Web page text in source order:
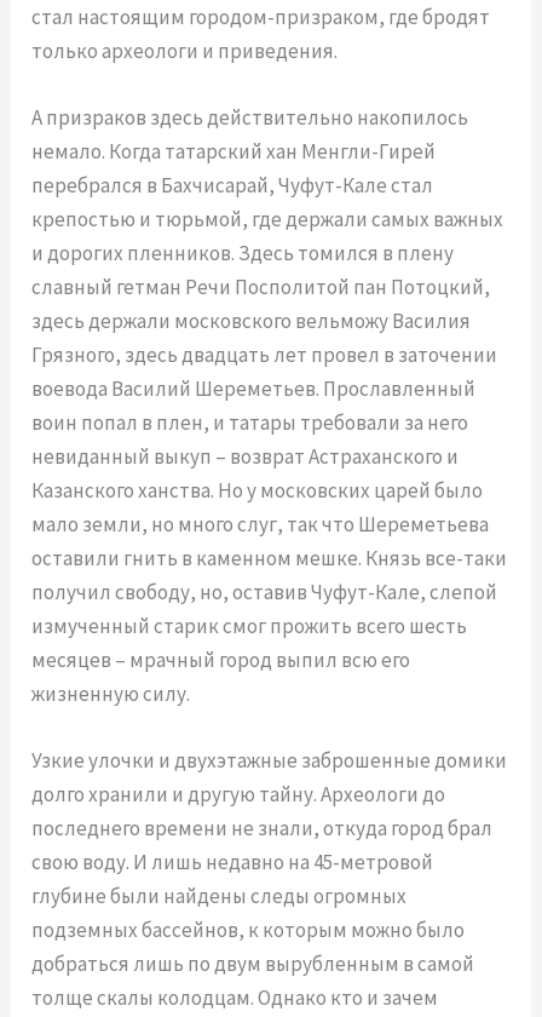
стал настоящим городом-призраком, где бродят
только археологи и приведения.
А призраков здесь действительно накопилось
немало. Когда татарский хан Менгли-Гирей
перебрался в Бахчисарай, Чуфут-Кале стал
крепостью и тюрьмой, где держали самых важных
и дорогих пленников. Здесь томился в плену
славный гетман Речи Посполитой пан Потоцкий,
здесь держали московского вельможу Василия
Грязного, здесь двадцать лет провел в заточении
воевода Василий Шереметьев. Прославленный
воин попал в плен, и татары требовали за него
невиданный выкуп – возврат Астраханского и
Казанского ханства. Но у московских царей было
мало земли, но много слуг, так что Шереметьева
оставили гнить в каменном мешке. Князь все-таки
получил свободу, но, оставив Чуфут-Кале, слепой
измученный старик смог прожить всего шесть
месяцев – мрачный город выпил всю его
жизненную силу.
Узкие улочки и двухэтажные заброшенные домики
долго хранили и другую тайну. Археологи до
последнего времени не знали, откуда город брал
свою воду. И лишь недавно на 45-метровой
глубине были найдены следы огромных
подземных бассейнов, к которым можно было
добраться лишь по двум вырубленным в самой
толще скалы колодцам. Однако кто и зачем